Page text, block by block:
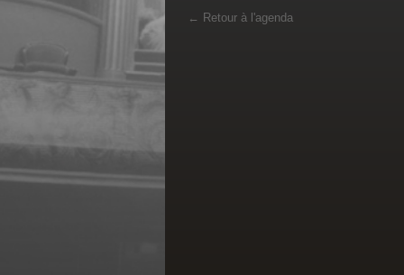
← Retour à l'agenda